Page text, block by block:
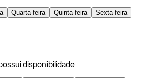
Quarta-feira Quinta-feira
Sexta-feira
disponibilidade